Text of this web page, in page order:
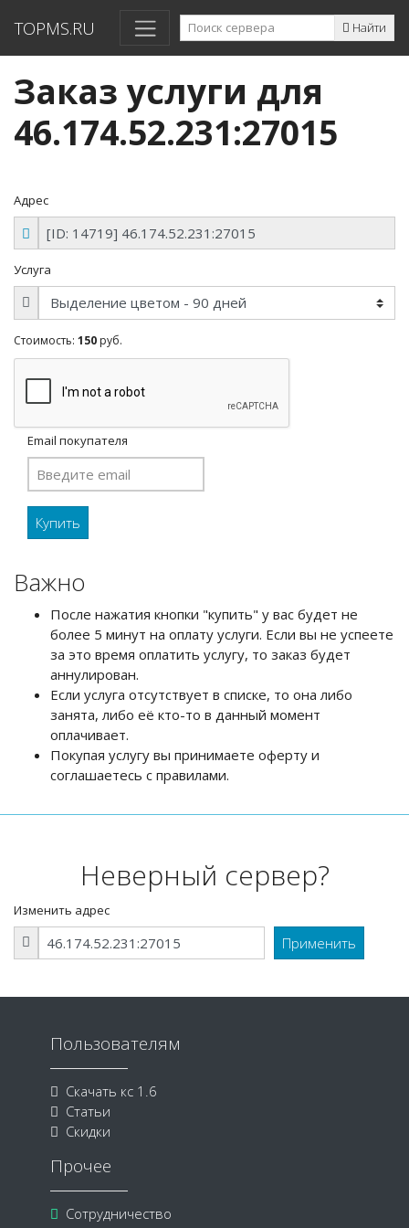
TOPMS.RU Найти
Заказ услуги для
46.174.52.231:27015
Адрес
Услуга
Стоимость: 150 руб.
Email покупателя
Важно
После нажатия кнопки "купить" у вас будет не
более 5 минут на оплату услуги. Если вы не успеете
за это время оплатить услугу, то заказ будет
аннулирован.
Если услуга отсутствует в списке, то она либо
занята, либо её кто-то в данный момент
оплачивает.
Покупая услугу вы принимаете оферту и
соглашаетесь с правилами.
Неверный сервер?
Изменить адрес
Пользователям
Скачать кс 1.6
Статьи
Скидки
Прочее
Сотрудничество